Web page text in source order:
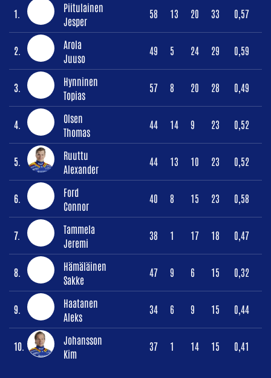
1.
Piitulainen
Jesper
58 13 20 33 0,57
2.
Arola
Juuso
49 5 24 29 0,59
3.
Hynninen
Topias
57 8 20 28 0,49
4.
Olsen
Thomas
44 14 9 23 0,52
5.
Ruuttu
Alexander
44 13 10 23 0,52
6.
Ford
Connor
40 8 15 23 0,58
7.
Tammela
Jeremi
38 1 17 18 0,47
8.
Hämäläinen
Sakke
47 9 6 15 0,32
9.
Haatanen
Aleks
34 6 9 15 0,44
10.
Johansson
Kim
37 1 14 15 0,41